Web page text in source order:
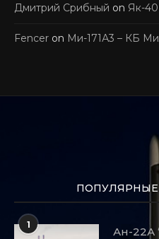
Дмитрий Срибный on Як-
Fencer on Ми-171А3 – КБ
1
Ан-22А